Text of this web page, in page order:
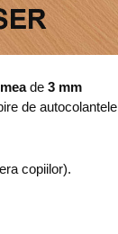
de 3 mm
de autocolantele
copiilor).